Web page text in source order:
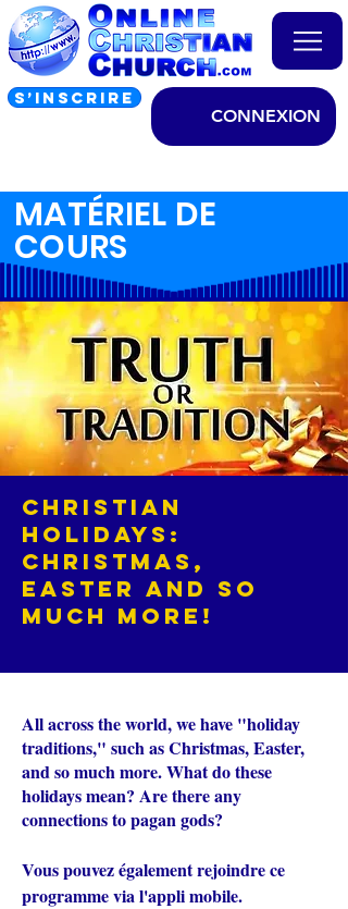
S’INSCRIRE
CONNEXION
MATÉRIEL DE
COURS
Christian
Holidays:
Christmas,
Easter and so
much more!
All across the world, we have "holiday
traditions," such as Christmas, Easter,
and so much more. What do these
holidays mean? Are there any
connections to pagan gods?
Vous pouvez également rejoindre ce
programme via l'appli mobile.